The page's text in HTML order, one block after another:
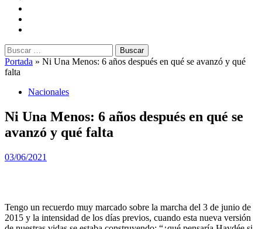
Buscar:
Portada » Ni Una Menos: 6 años después en qué se avanzó y qué
falta
Nacionales
Ni Una Menos: 6 años después en qué se
avanzó y qué falta
03/06/2021
Tengo un recuerdo muy marcado sobre la marcha del 3 de junio de
2015 y la intensidad de los días previos, cuando esta nueva versión